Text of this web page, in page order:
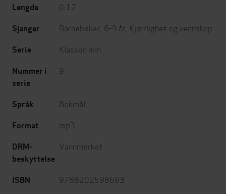
Lengde 0:12
Sjanger Barnebøker 6-9 år Kjærlighet og vennskap
Serie Klassen min
Nummer i
serie
9
Språk Bokmål
Format mp3
DRM-
beskyttelse
Vannmerket
ISBN 9788202598693